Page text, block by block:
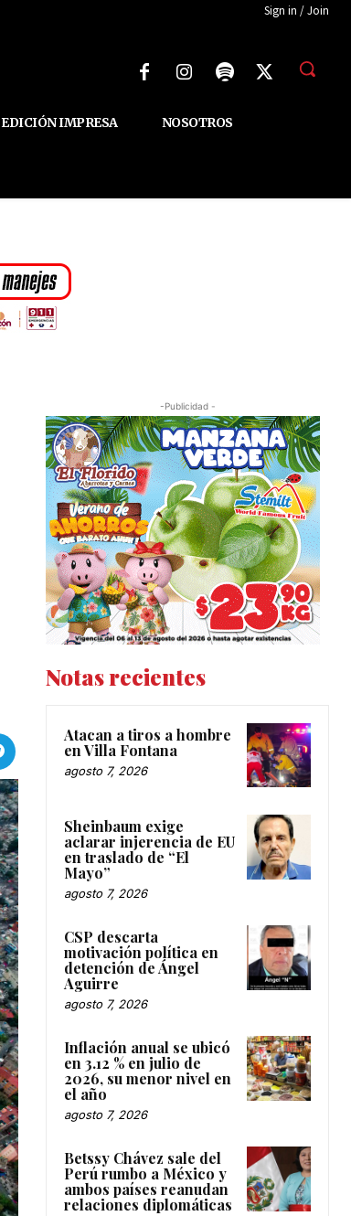
Sign in / Join
EDICIÓN IMPRESA NOSOTROS
-Publicidad -
Notas recientes
Atacan a tiros a hombre
en Villa Fontana
agosto 7, 2026
Sheinbaum exige
aclarar injerencia de EU
en traslado de “El
Mayo”
agosto 7, 2026
CSP descarta
motivación política en
detención de Ángel
Aguirre
agosto 7, 2026
Inflación anual se ubicó
en 3.12 % en julio de
2026, su menor nivel en
el año
agosto 7, 2026
Betssy Chávez sale del
Perú rumbo a México y
ambos países reanudan
relaciones diplomáticas